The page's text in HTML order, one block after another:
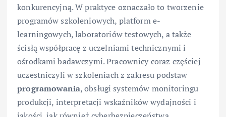
konkurencyjną. W praktyce oznaczało to tworzenie
programów szkoleniowych, platform e-
learningowych, laboratoriów testowych, a także
ścisłą współpracę z uczelniami technicznymi i
ośrodkami badawczymi. Pracownicy coraz częściej
uczestniczyli w szkoleniach z zakresu podstaw
programowania, obsługi systemów monitoringu
produkcji, interpretacji wskaźników wydajności i